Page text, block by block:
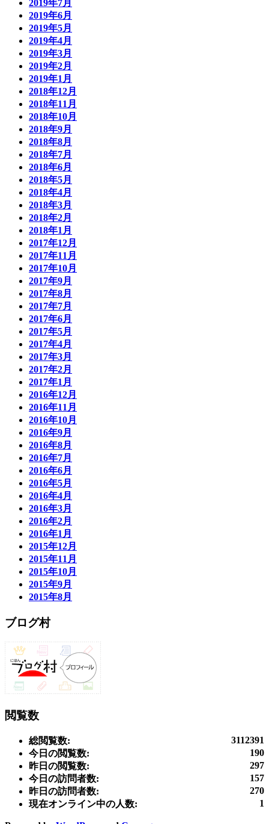
2019年7月
2019年6月
2019年5月
2019年4月
2019年3月
2019年2月
2019年1月
2018年12月
2018年11月
2018年10月
2018年9月
2018年8月
2018年7月
2018年6月
2018年5月
2018年4月
2018年3月
2018年2月
2018年1月
2017年12月
2017年11月
2017年10月
2017年9月
2017年8月
2017年7月
2017年6月
2017年5月
2017年4月
2017年3月
2017年2月
2017年1月
2016年12月
2016年11月
2016年10月
2016年9月
2016年8月
2016年7月
2016年6月
2016年5月
2016年4月
2016年3月
2016年2月
2016年1月
2015年12月
2015年11月
2015年10月
2015年9月
2015年8月
ブログ村
閲覧数
3112391
総閲覧数:
190
今日の閲覧数:
297
昨日の閲覧数:
157
今日の訪問者数:
270
昨日の訪問者数:
1
現在オンライン中の人数: